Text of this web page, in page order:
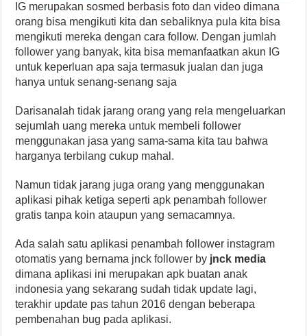
IG merupakan sosmed berbasis foto dan video dimana
orang bisa mengikuti kita dan sebaliknya pula kita bisa
mengikuti mereka dengan cara follow. Dengan jumlah
follower yang banyak, kita bisa memanfaatkan akun IG
untuk keperluan apa saja termasuk jualan dan juga
hanya untuk senang-senang saja
Darisanalah tidak jarang orang yang rela mengeluarkan
sejumlah uang mereka untuk membeli follower
menggunakan jasa yang sama-sama kita tau bahwa
harganya terbilang cukup mahal.
Namun tidak jarang juga orang yang menggunakan
aplikasi pihak ketiga seperti apk penambah follower
gratis tanpa koin ataupun yang semacamnya.
Ada salah satu aplikasi penambah follower instagram
otomatis yang bernama jnck follower by jnck media
dimana aplikasi ini merupakan apk buatan anak
indonesia yang sekarang sudah tidak update lagi,
terakhir update pas tahun 2016 dengan beberapa
pembenahan bug pada aplikasi.